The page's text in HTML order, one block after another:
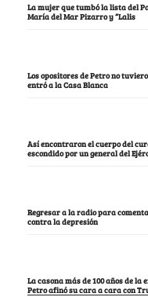
La mujer que tumbó la lista del
María del Mar Pizarro y “Lalis
Los opositores de Petro no
entró a la Casa Blanca
Así encontraron el cuerpo del
escondido por un general del
Regresar a la radio para
contra la depresión
La casona más de 100 años de
Petro afinó su cara a cara con